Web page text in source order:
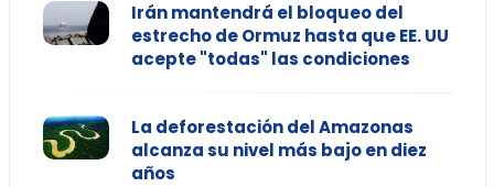
Irán mantendrá el bloqueo del
estrecho de Ormuz hasta que EE. UU
acepte "todas" las condiciones
La deforestación del Amazonas
alcanza su nivel más bajo en diez
años